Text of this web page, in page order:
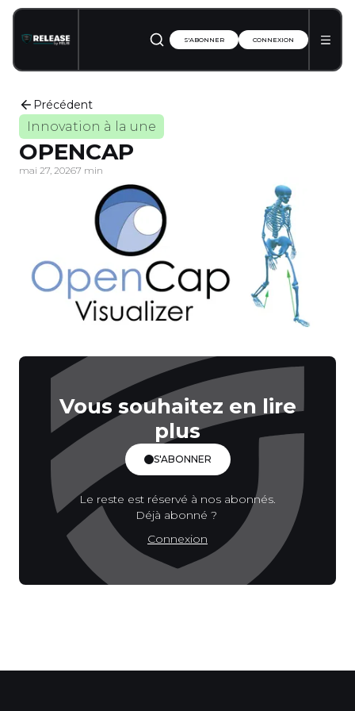
S'ABONNER CONNEXION
Précédent
Innovation à la une
OPENCAP
mai 27, 20267 min
Vous souhaitez en lire
plus
S'ABONNER
Le reste est réservé à nos abonnés.
Déjà abonné ?
Connexion